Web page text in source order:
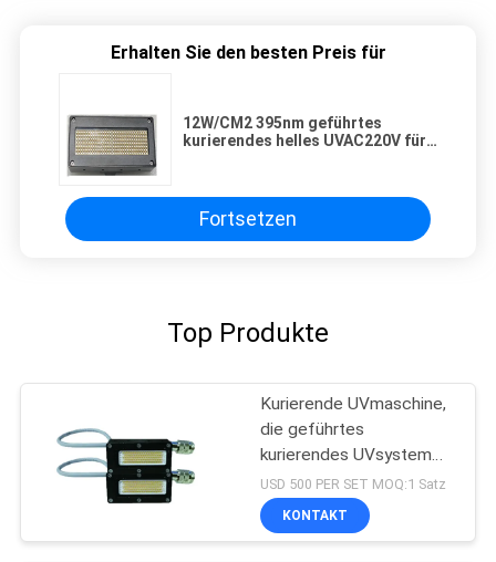
Erhalten Sie den besten Preis für
12W/CM2 395nm geführtes
kurierendes helles UVAC220V für
Fortsetzen
Top Produkte
Kurierende UVmaschine,
die geführtes
kurierendes UVsystem
der hohen Leistung der
Größen-50x20 Millimeter
der Wellenlängen-395nm
USD 500 PER SET MOQ:1 Satz
KONTAKT